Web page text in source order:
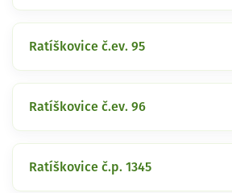
Ratíškovice č.ev. 95
Ratíškovice č.ev. 96
Ratíškovice č.p. 1345